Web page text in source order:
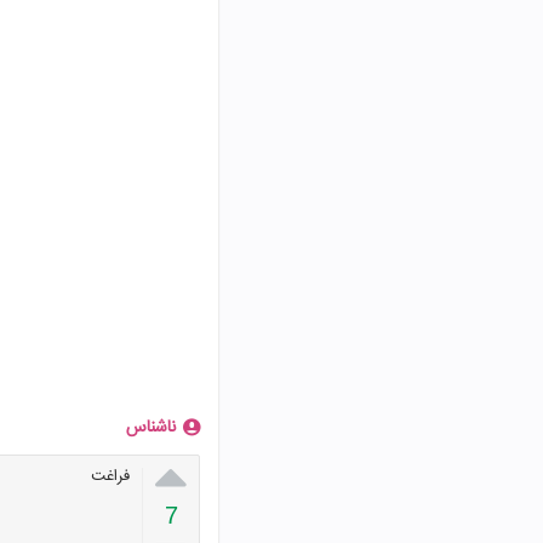
ناشناس

7
فراغت